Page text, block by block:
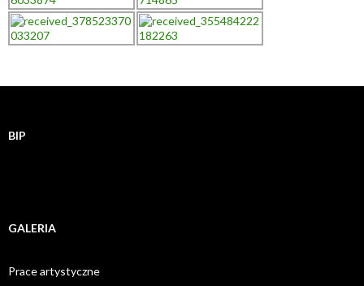
BIP
GALERIA
Prace artystyczne